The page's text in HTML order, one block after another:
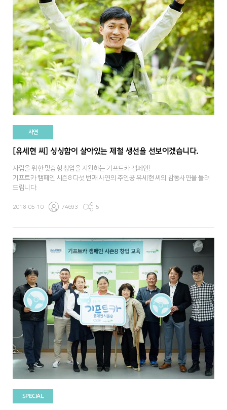
사연
[유세현 씨] 싱싱함이 살아있는 제철 생선을 선보이겠습니다.
자립을 위한 맞춤형 창업을 지원하는 기프트카 캠페인!
기프트카 캠페인 시즌8 다섯 번째 사연의 주인공 유세현 씨의 감동사연을 들려
드립니다.
2018-05-10 74693 5
SPECIAL